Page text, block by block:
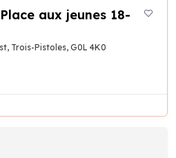
aux jeunes 18-
Trois-Pistoles, G0L 4K0